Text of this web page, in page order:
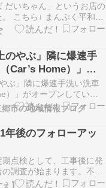
だいちゃん」というお店の
こちら↓ まんぷく平和町
看板が付いていました。
岡山市北区平和町５−２
橋があって、西川緑道公園
まっすぐ行くとハレまち
のやぶ」隣に爆速手
Car’s Home）」が
ぶ」隣に爆速手洗い洗車
）」がオープンしていま
ーリンク】 アクセス 俺の
はこちら。 予約不要、7
謳っています。 俺の車
情報…
市の地域情報ブログ
年後のフォローアッ
点検として、工事後に発
調査が始まります。不具
各戸より申告いただいて
え】